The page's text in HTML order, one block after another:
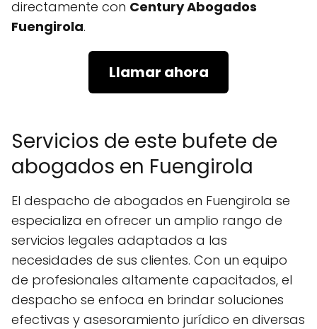
directamente con Century Abogados
Fuengirola.
Llamar ahora
Servicios de este bufete de
abogados en Fuengirola
El despacho de abogados en Fuengirola se
especializa en ofrecer un amplio rango de
servicios legales adaptados a las
necesidades de sus clientes. Con un equipo
de profesionales altamente capacitados, el
despacho se enfoca en brindar soluciones
efectivas y asesoramiento jurídico en diversas